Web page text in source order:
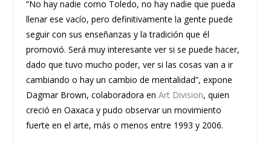
“No hay nadie como Toledo, no hay nadie que pueda
llenar ese vacío, pero definitivamente la gente puede
seguir con sus enseñanzas y la tradición que él
promovió. Será muy interesante ver si se puede hacer,
dado que tuvo mucho poder, ver si las cosas van a ir
cambiando o hay un cambio de mentalidad”, expone
Dagmar Brown, colaboradora en Art Division, quien
creció en Oaxaca y pudo observar un movimiento
fuerte en el arte, más o menos entre 1993 y 2006.